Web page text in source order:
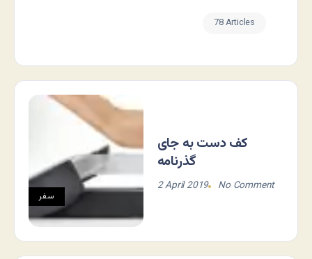
78 Articles
سفر
کف دست به جای
گذرنامه
2 April 2019 No Comment